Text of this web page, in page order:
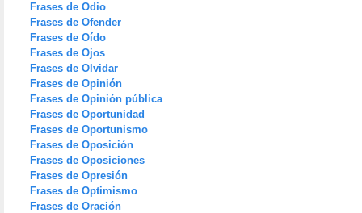
Frases de Odio
Frases de Ofender
Frases de Oído
Frases de Ojos
Frases de Olvidar
Frases de Opinión
Frases de Opinión pública
Frases de Oportunidad
Frases de Oportunismo
Frases de Oposición
Frases de Oposiciones
Frases de Opresión
Frases de Optimismo
Frases de Oración